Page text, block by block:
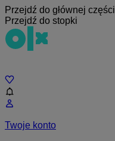
Przejdź do głównej części
Przejdź do stopki
Twoje konto